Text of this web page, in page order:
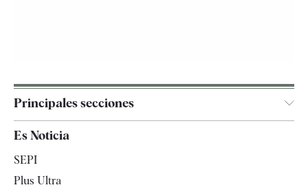
Principales secciones
España
Es Noticia
SEPI
Plus Ultra